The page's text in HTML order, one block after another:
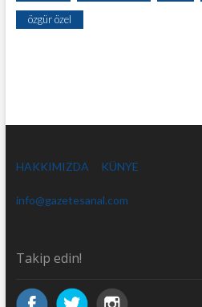
özgür özel
HAKKIMIZDA KÜNYE
info@gazetesanal.com
Takip edin!